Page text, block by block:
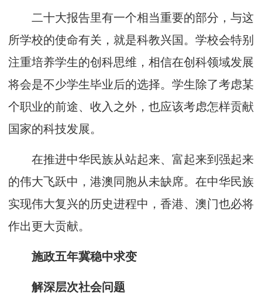
二十大报告里有一个相当重要的部分，与这
所学校的使命有关，就是科教兴国。学校会特别
注重培养学生的创科思维，相信在创科领域发展
将会是不少学生毕业后的选择。学生除了考虑某
个职业的前途、收入之外，也应该考虑怎样贡献
国家的科技发展。
在推进中华民族从站起来、富起来到强起来
的伟大飞跃中，港澳同胞从未缺席。在中华民族
实现伟大复兴的历史进程中，香港、澳门也必将
作出更大贡献。
施政五年冀稳中求变
解深层次社会问题